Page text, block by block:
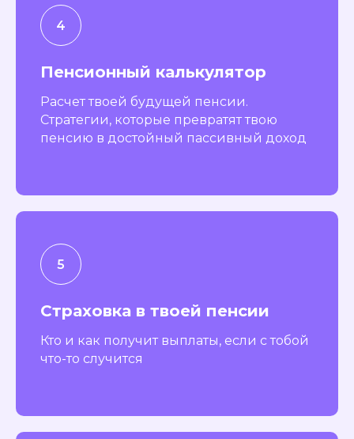
Пенсионный калькулятор
Расчет твоей будущей пенсии.
Стратегии, которые превратят твою
пенсию в достойный пассивный доход
Страховка в твоей пенсии
Кто и как получит выплаты, если с тобой
что-то случится